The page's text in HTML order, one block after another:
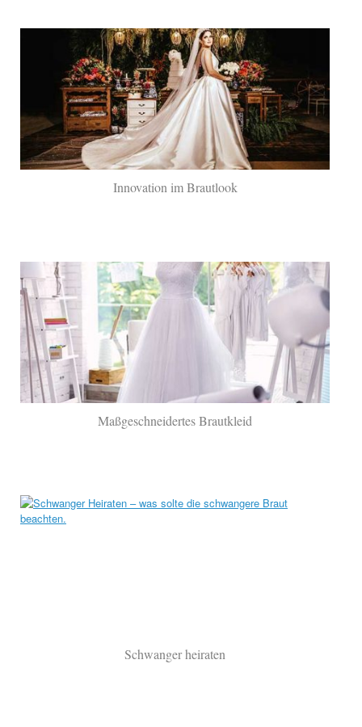
Innovation im Brautlook
Maßgeschneidertes Brautkleid
Schwanger heiraten